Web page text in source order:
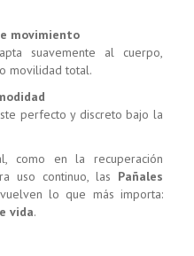
movimiento
suavemente al cuerpo,
movilidad total.
perfecto y discreto bajo la
como en la recuperación
uso continuo, las Pañales
lo que más importa:
vida.